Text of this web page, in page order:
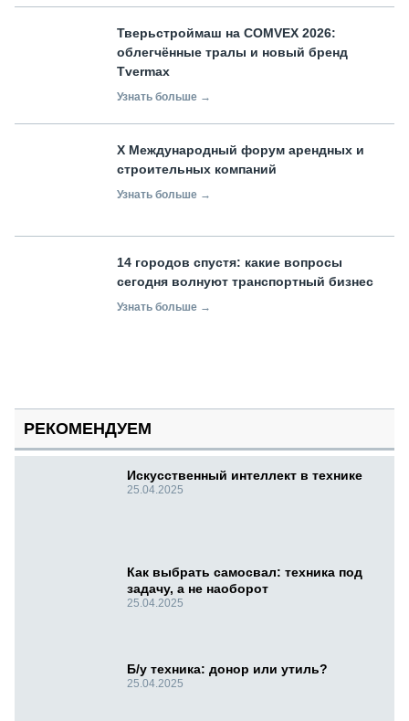
Тверьстроймаш на COMVEX 2026:
облегчённые тралы и новый бренд
Tvermax
Узнать больше →
X Международный форум арендных и
строительных компаний
Узнать больше →
14 городов спустя: какие вопросы
сегодня волнуют транспортный бизнес
Узнать больше →
РЕКОМЕНДУЕМ
Искусственный интеллект в технике
25.04.2025
Как выбрать самосвал: техника под
задачу, а не наоборот
25.04.2025
Б/у техника: донор или утиль?
25.04.2025